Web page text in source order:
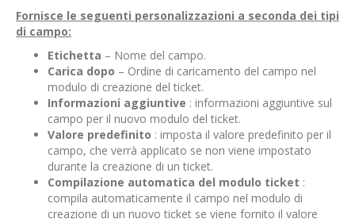
Fornisce le seguenti personalizzazioni a seconda dei tipi
di campo:
Etichetta – Nome del campo.
Carica dopo – Ordine di caricamento del campo nel
modulo di creazione del ticket.
Informazioni aggiuntive : informazioni aggiuntive sul
campo per il nuovo modulo del ticket.
Valore predefinito : imposta il valore predefinito per il
campo, che verrà applicato se non viene impostato
durante la creazione di un ticket.
Compilazione automatica del modulo ticket :
compila automaticamente il campo nel modulo di
creazione di un nuovo ticket se viene fornito il valore